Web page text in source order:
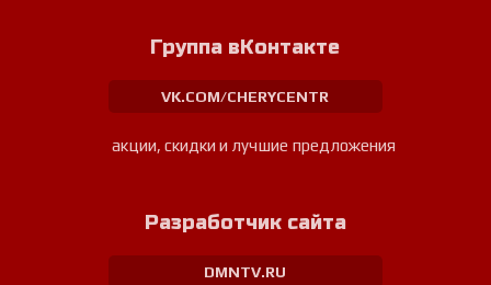
Группа вКонтакте
VK.COM/CHERYCENTR
акции, скидки и лучшие предложения
Разработчик сайта
DMNTV.RU